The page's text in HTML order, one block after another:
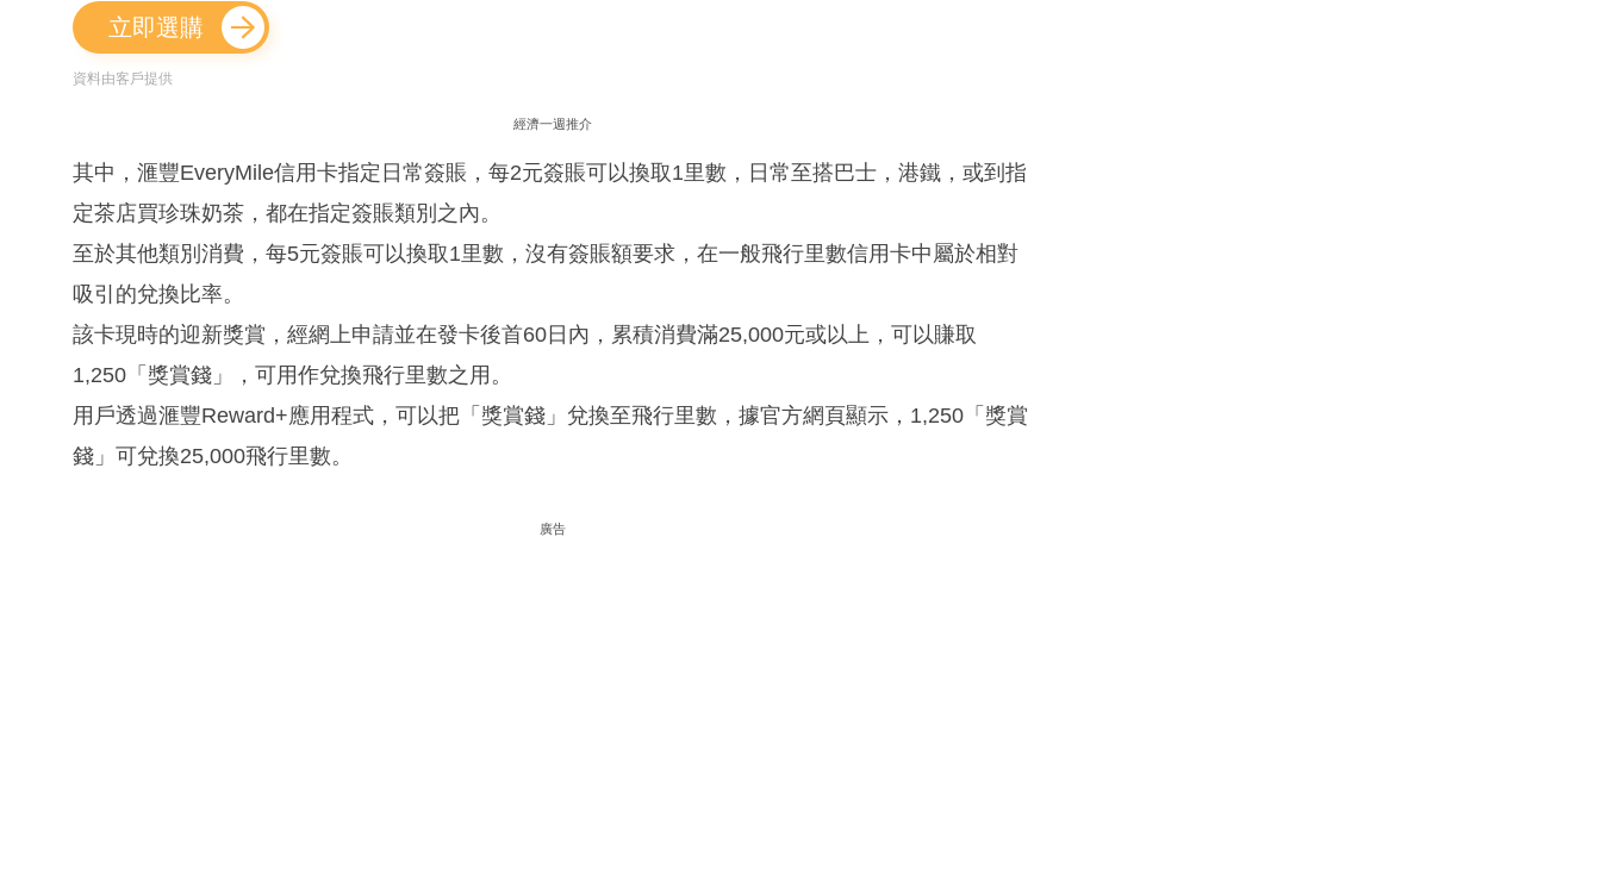
立即選購
資料由客戶提供
經濟一週推介
其中，滙豐EveryMile信用卡指定日常簽賬，每2元簽賬可以換取1里數，日常至搭巴士，港鐵，或到指
定茶店買珍珠奶茶，都在指定簽賬類別之內。
至於其他類別消費，每5元簽賬可以換取1里數，沒有簽賬額要求，在一般飛行里數信用卡中屬於相對
吸引的兌換比率。
該卡現時的迎新獎賞，經網上申請並在發卡後首60日內，累積消費滿25,000元或以上，可以賺取
1,250「獎賞錢」，可用作兌換飛行里數之用。
用戶透過滙豐Reward+應用程式，可以把「獎賞錢」兌換至飛行里數，據官方網頁顯示，1,250「獎賞
錢」可兌換25,000飛行里數。
廣告